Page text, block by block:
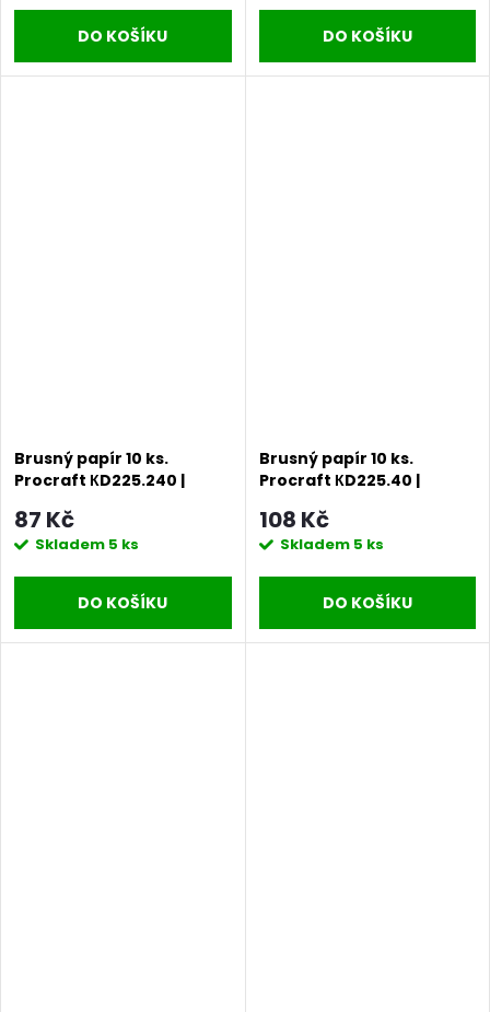
DO KOŠÍKU DO KOŠÍKU
Brusný papír 10 ks.
Procraft КD225.240 |
87 Kč
Skladem 5 ks
DO KOŠÍKU
Brusný papír 10 ks.
Procraft КD225.40 |
108 Kč
Skladem 5 ks
DO KOŠÍKU